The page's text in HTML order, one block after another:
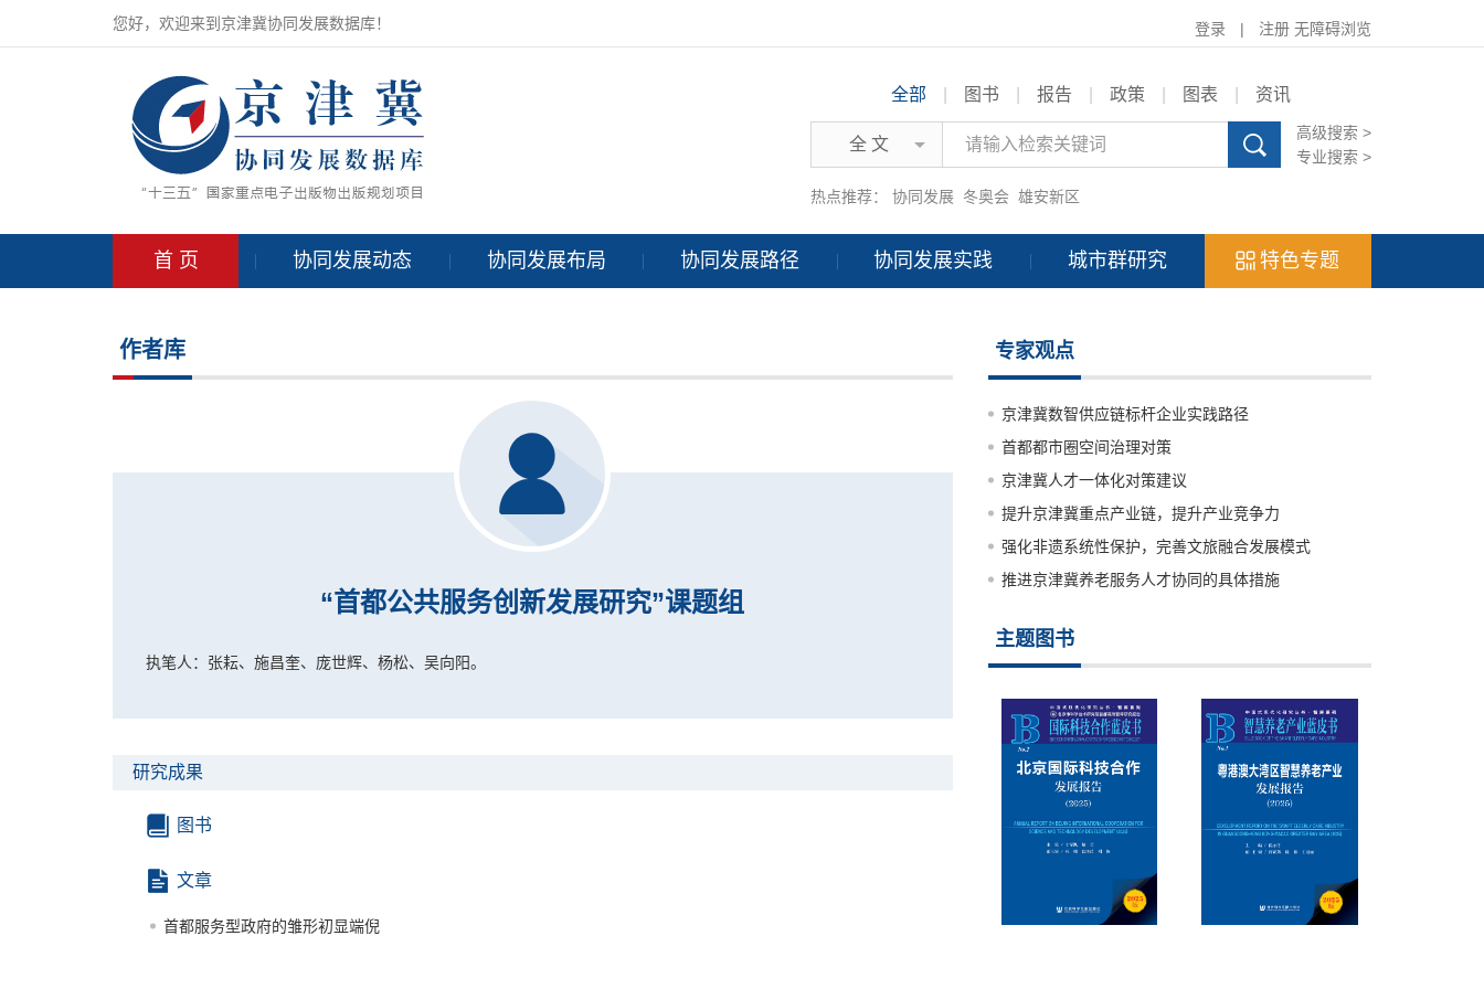
您好，欢迎来到京津冀协同发展数据库！ 登录 | 注册 无障碍浏览
全部 图书 报告 政策 图表 资讯
全 文
高级搜索 >
专业搜索 >
热点推荐： 协同发展 冬奥会 雄安新区
首 页 协同发展动态 协同发展布局 协同发展路径 协同发展实践 城市群研究 特色专题
作者库
“首都公共服务创新发展研究”课题组
执笔人：张耘、施昌奎、庞世辉、杨松、吴向阳。
研究成果
图书
文章
首都服务型政府的雏形初显端倪
专家观点
京津冀数智供应链标杆企业实践路径
首都都市圈空间治理对策
京津冀人才一体化对策建议
提升京津冀重点产业链，提升产业竞争力
强化非遗系统性保护，完善文旅融合发展模式
推进京津冀养老服务人才协同的具体措施
主题图书